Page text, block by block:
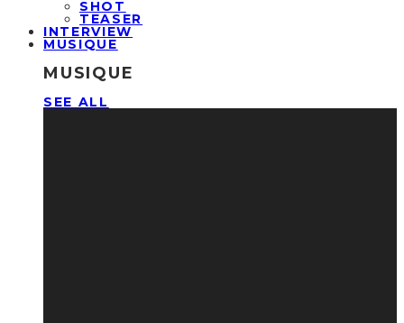
SHOT
TEASER
INTERVIEW
MUSIQUE
MUSIQUE
SEE ALL